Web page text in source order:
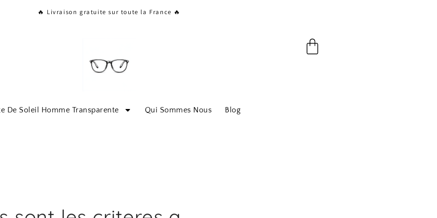
🔥 Livraison gratuite sur toute la France 🔥
Panier
De Soleil Homme Transparente Qui Sommes Nous Blog